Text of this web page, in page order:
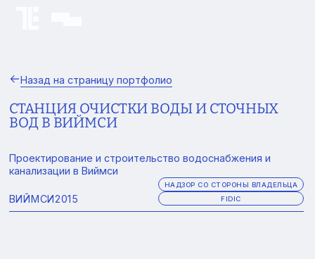
Назад на страницу портфолио
СТАНЦИЯ ОЧИСТКИ ВОДЫ И СТОЧНЫХ
ВОД В ВИЙМСИ
Проектирование и строительство водоснабжения и
канализации в Виймси
ВИЙМСИ2015
НАДЗОР СО СТОРОНЫ ВЛАДЕЛЬЦА
FIDIC